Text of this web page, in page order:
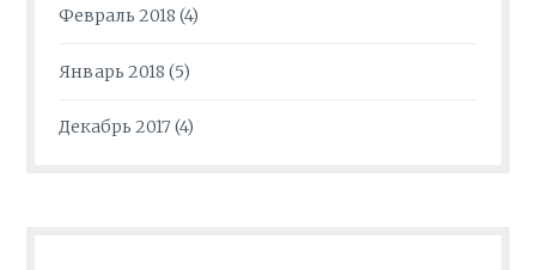
Февраль 2018 (4)
Январь 2018 (5)
Декабрь 2017(4)